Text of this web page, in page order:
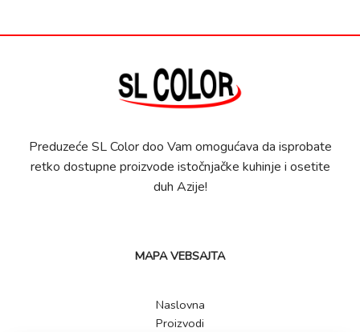
Preduzeće SL Color doo Vam omogućava da isprobate
retko dostupne proizvode istočnjačke kuhinje i osetite
duh Azije!
MAPA VEBSAJTA
Naslovna
Proizvodi